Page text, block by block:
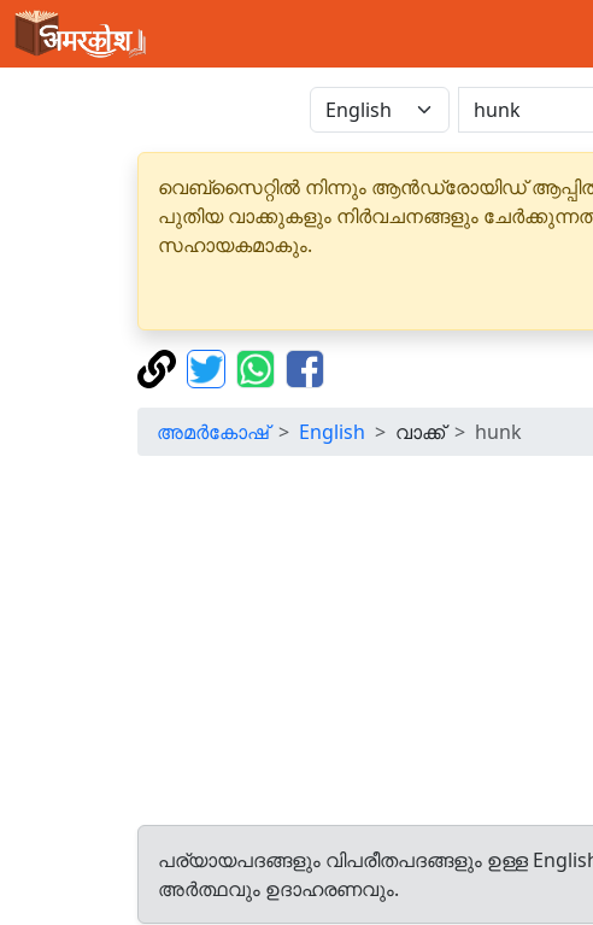
വെബ്‌സൈറ്റിൽ നിന്നും ആൻഡ്രോയിഡ്
പുതിയ വാക്കുകളും നിർവചനങ്ങളും
സഹായകമാകും.
അമർകോഷ് English വാക്ക് hunk
പര്യായപദങ്ങളും വിപരീതപദങ്ങളും ഉള്ള
അർത്ഥവും ഉദാഹരണവും.